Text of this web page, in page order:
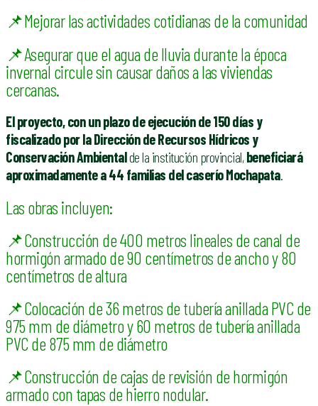
📌Mejorar las actividades cotidianas de la comunidad
📌Asegurar que el agua de lluvia durante la época
invernal circule sin causar daños a las viviendas
cercanas.
El proyecto, con un plazo de ejecución de 150 días y
fiscalizado por la Dirección de Recursos Hídricos y
Conservación Ambientalde la institución provincial,beneficiará
aproximadamente a 44 familias del caserío Mochapata.
Las obras incluyen:
📌Construcción de 400 metros lineales de canal de
hormigón armado de 90 centímetros de ancho y 80
centímetros de altura
📌Colocación de 36 metros de tubería anillada PVC de
975 mm de diámetro y 60 metros de tubería anillada
PVC de 875 mm de diámetro
📌Construcción de cajas de revisión de hormigón
armado con tapas de hierro nodular.